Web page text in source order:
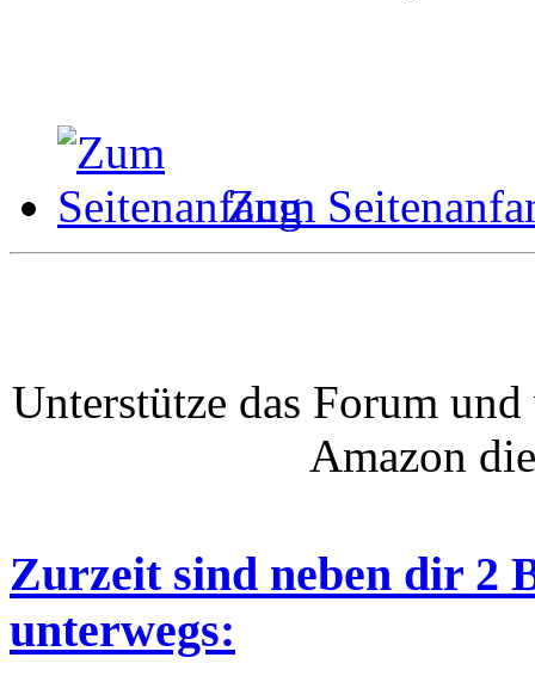
Zum
Unterstütze das Forum
Amazon
Zurzeit sind neben dir 2
unterwegs: